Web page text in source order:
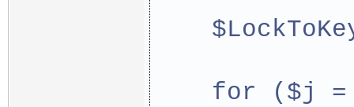
for ($j = 0;